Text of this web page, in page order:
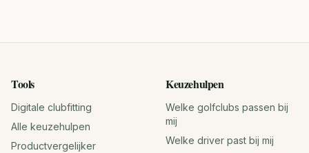
Tools
Digitale clubfitting
Alle keuzehulpen
Productvergelijker
Keuzehulpen
Welke golfclubs passen bij
mij
Welke driver past bij mij